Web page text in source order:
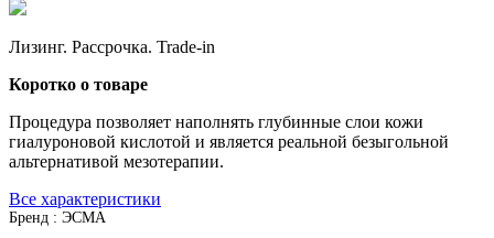
Лизинг. Рассрочка. Trade-in
Коротко о товаре
Процедура позволяет наполнять глубинные слои кожи
гиалуроновой кислотой и является реальной безыгольной
альтернативой мезотерапии.
Все характеристики
Бренд : ЭСМА